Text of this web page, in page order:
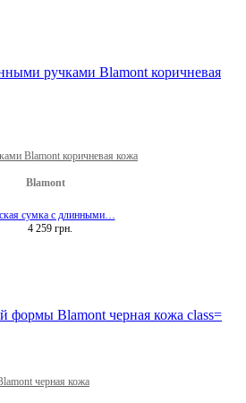
Blamont коричневая кожа
Blamont
сумка с длинными…
4 259 грн.
черная кожа